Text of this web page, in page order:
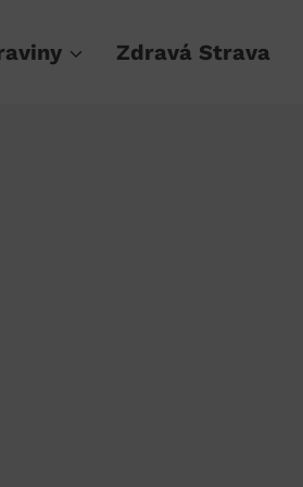
Zdravá Strava